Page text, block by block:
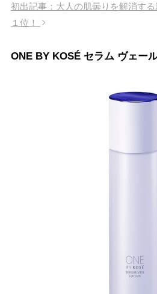
初出記事：大人の肌曇りを解消す
１位！
ONE BY KOSÉ セラム ヴェー